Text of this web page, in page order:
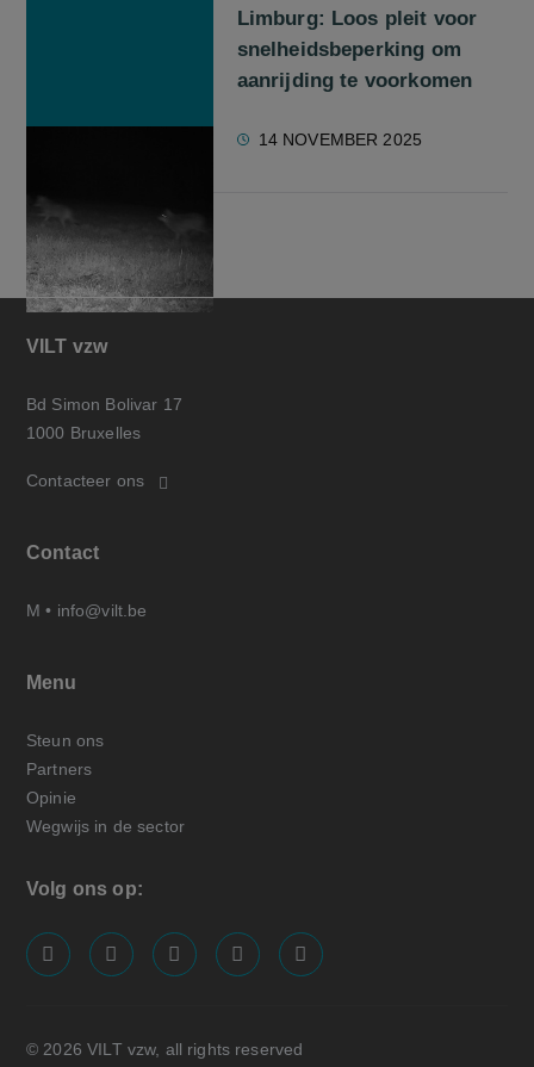
Limburg: Loos pleit voor
snelheidsbeperking om
aanrijding te voorkomen
14 NOVEMBER 2025
VILT vzw
Bd Simon Bolivar 17
1000 Bruxelles
Contacteer ons
Contact
M • info@vilt.be
Menu
Steun ons
Partners
Opinie
Wegwijs in de sector
Volg ons op:
screenreader.visit us on our facebook page: https://
screenreader.visit us on our linkedin page:
screenreader.visit us on our
screenreader.visit us on our x
screenreader.visit us on
© 2026 VILT vzw, all rights reserved